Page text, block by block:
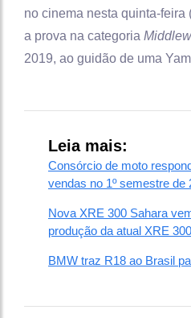
no cinema nesta quinta-
a prova na categoria
2019, ao guidão de uma
Leia mais:
Consórcio de moto
vendas no 1º semestre de
Nova XRE 300 Sahara
produção da atual XRE 300
BMW traz R18 ao Brasil